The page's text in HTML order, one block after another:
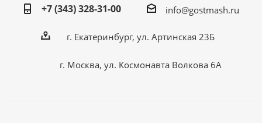
+7 (343) 328-31-00
info@gostmash.ru
г. Екатеринбург, ул. Артинская 23Б
г. Москва, ул. Космонавта Волкова 6А